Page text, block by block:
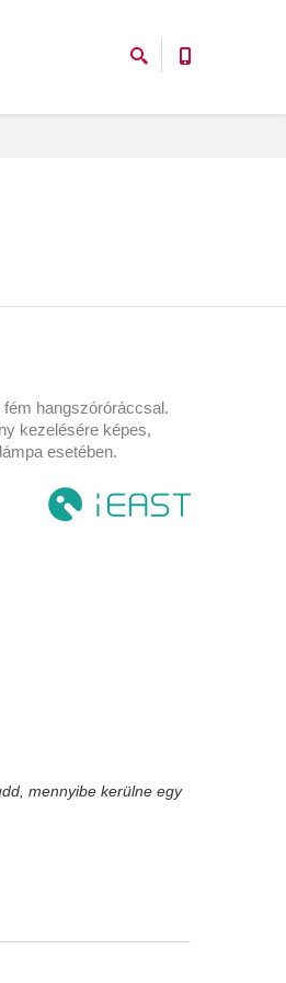
hangszóróráccsal.
kezelésére képes,
esetében.
mennyibe kerülne egy